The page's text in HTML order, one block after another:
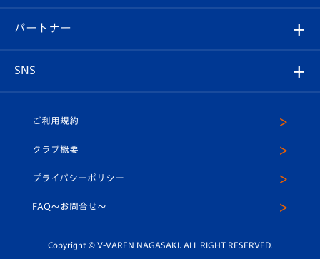
メディア
ホームタウン
マスコット紹介
平和祈念活動
ホームタウン活動
ヴィヴィくんの長崎おもてなしガイド
スタジアムグルメ
V-LOVERS（ファンクラブ）
プレイヤーズスイート
店舗情報
育成からのお知らせ
U-18
スクール
パートナー
SNS
ヴィヴィくんインスタグラム
公式LINE＠
ご利用規約
クラブ概要
プライバシーポリシー
FAQ〜お問合せ〜
Copyright © V-VAREN NAGASAKI. ALL RIGHT RESERVED.